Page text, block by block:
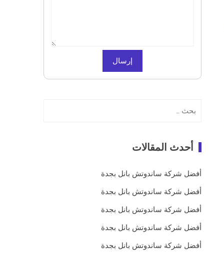
عن:
أحدث المقالات
أفضل شركة ساندوتش بانل بجدة
أفضل شركة ساندوتش بانل بجدة
أفضل شركة ساندوتش بانل بجدة
أفضل شركة ساندوتش بانل بجدة
أفضل شركة ساندوتش بانل بجدة